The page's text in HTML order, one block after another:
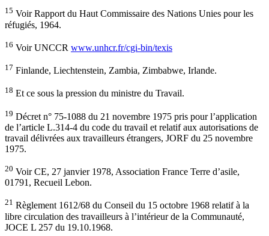
15 Voir Rapport du Haut Commissaire des Nations Unies pour les
réfugiés, 1964.
16 Voir UNCCR www.unhcr.fr/cgi-bin/texis
17 Finlande, Liechtenstein, Zambia, Zimbabwe, Irlande.
18 Et ce sous la pression du ministre du Travail.
19 Décret n° 75-1088 du 21 novembre 1975 pris pour l’application
de l’article L.314-4 du code du travail et relatif aux autorisations de
travail délivrées aux travailleurs étrangers, JORF du 25 novembre
1975.
20 Voir CE, 27 janvier 1978, Association France Terre d’asile,
01791, Recueil Lebon.
21 Règlement 1612/68 du Conseil du 15 octobre 1968 relatif à la
libre circulation des travailleurs à l’intérieur de la Communauté,
JOCE L 257 du 19.10.1968.